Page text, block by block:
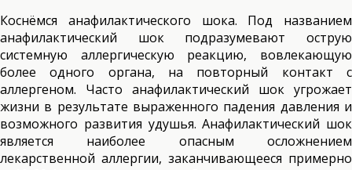
Коснёмся анафилактического шока. Под названием
анафилактический шок подразумевают острую
системную аллергическую реакцию, вовлекающую
более одного органа, на повторный контакт с
аллергеном. Часто анафилактический шок угрожает
жизни в результате выраженного падения давления и
возможного развития удушья. Анафилактический шок
является наиболее опасным осложнением
лекарственной аллергии, заканчивающееся примерно